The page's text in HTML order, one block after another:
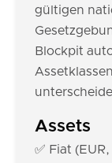
gültigen
Blockpit
Assets
✅ Fiat